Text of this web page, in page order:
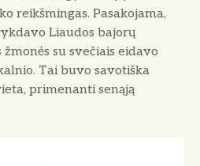
reikšmingas. Pasakojama,
Liaudos bajorų
su svečiais eidavo
Tai buvo savotiška
primenanti senąją